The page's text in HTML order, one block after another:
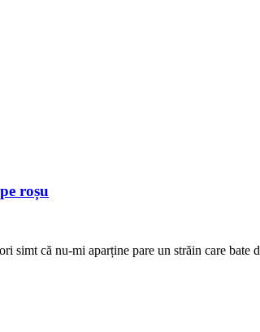
roșu
simt că nu-mi aparține pare un străin care